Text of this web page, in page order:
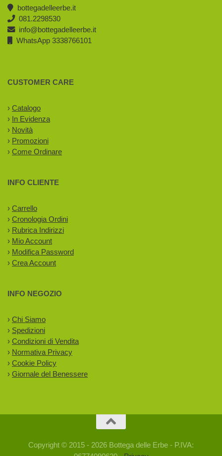
bottegadelleerbe.it
081.2298530
info@bottegadelleerbe.it
WhatsApp 3338766101
CUSTOMER CARE
› Catalogo
› In Evidenza
› Novità
› Promozioni
› Come Ordinare
INFO CLIENTE
› Carrello
› Cronologia Ordini
› Rubrica Indirizzi
› Mio Account
› Modifica Password
› Crea Account
INFO NEGOZIO
› Chi Siamo
› Spedizioni
› Condizioni di Vendita
› Normativa Privacy
› Cookie Policy
› Giornale del Benessere
Copyright © 2015 - 2026 Bottega delle Erbe - P.IVA: